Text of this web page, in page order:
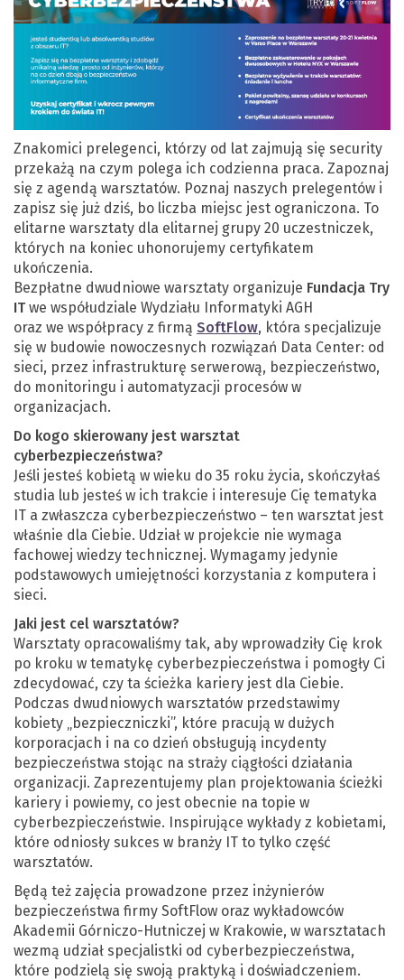
Znakomici prelegenci, którzy od lat zajmują się security
przekażą na czym polega ich codzienna praca. Zapoznaj
się z agendą warsztatów. Poznaj naszych prelegentów i
zapisz się już dziś, bo liczba miejsc jest ograniczona. To
elitarne warsztaty dla elitarnej grupy 20 uczestniczek,
których na koniec uhonorujemy certyfikatem
ukończenia.
Bezpłatne dwudniowe warsztaty organizuje Fundacja Try
ITwe współudziale Wydziału Informatyki AGH
oraz we współpracy z firmą SoftFlow, która specjalizuje
się w budowie nowoczesnych rozwiązań Data Center: od
sieci, przez infrastrukturę serwerową, bezpieczeństwo,
do monitoringu i automatyzacji procesów w
organizacjach.
Do kogo skierowany jest warsztat
cyberbezpieczeństwa?
Jeśli jesteś kobietą w wieku do 35 roku życia, skończyłaś
studia lub jesteś w ich trakcie i interesuje Cię tematyka
IT a zwłaszcza cyberbezpieczeństwo – ten warsztat jest
właśnie dla Ciebie. Udział w projekcie nie wymaga
fachowej wiedzy technicznej. Wymagamy jedynie
podstawowych umiejętności korzystania z komputera i
sieci.
Jaki jest cel warsztatów?
Warsztaty opracowaliśmy tak, aby wprowadziły Cię krok
po kroku w tematykę cyberbezpieczeństwa i pomogły Ci
zdecydować, czy ta ścieżka kariery jest dla Ciebie.
Podczas dwudniowych warsztatów przedstawimy
kobiety „bezpieczniczki”, które pracują w dużych
korporacjach i na co dzień obsługują incydenty
bezpieczeństwa stojąc na straży ciągłości działania
organizacji. Zaprezentujemy plan projektowania ścieżki
kariery i powiemy, co jest obecnie na topie w
cyberbezpieczeństwie. Inspirujące wykłady z kobietami,
które odniosły sukces w branży IT to tylko część
warsztatów.
Będą też zajęcia prowadzone przez inżynierów
bezpieczeństwa firmy SoftFlow oraz wykładowców
Akademii Górniczo-Hutniczej w Krakowie, w warsztatach
wezmą udział specjalistki od cyberbezpieczeństwa,
które podzielą się swoją praktyką i doświadczeniem.